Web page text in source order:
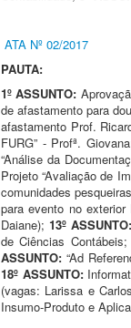
ATA Nº 02/2017
PAUTA:
1º ASSUNTO:
de afastamento para
afastamento Prof.
FURG” - Profª.
“Análise da
Projeto “Avaliação de
comunidades
para evento no exterior
Daiane); 13º ASSUNTO:
de Ciências Contábeis;
ASSUNTO: “Ad
18º ASSUNTO:
(vagas: Larissa e
Insumo-Produto e